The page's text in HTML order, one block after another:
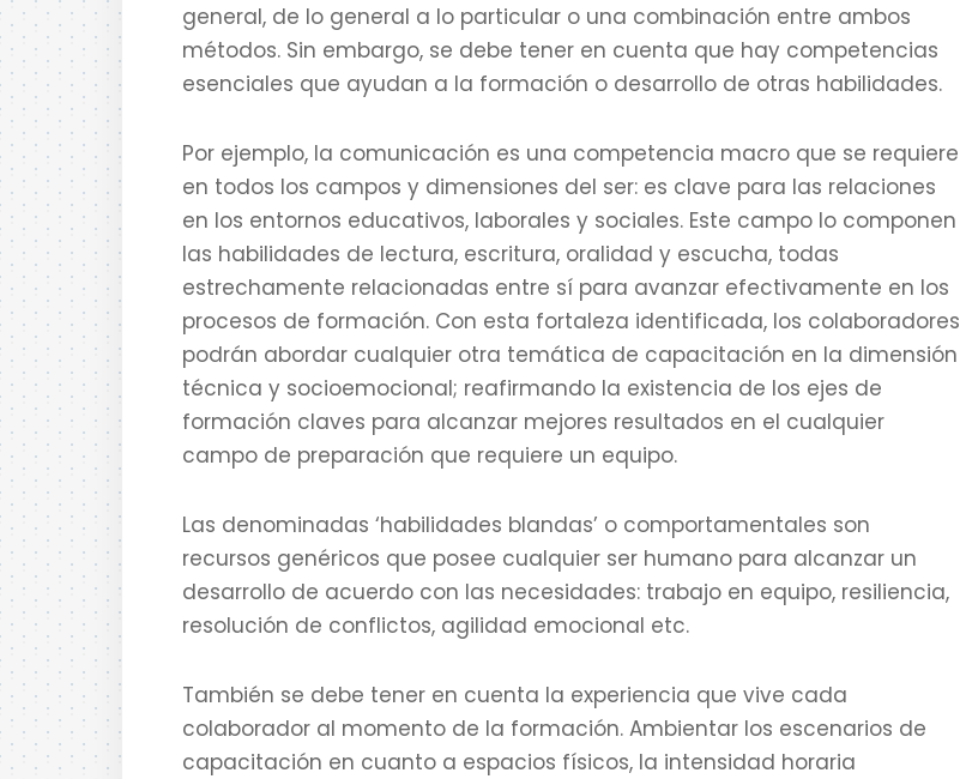
general, de lo general a lo particular o una combinación entre ambos
métodos. Sin embargo, se debe tener en cuenta que hay competencias
esenciales que ayudan a la formación o desarrollo de otras habilidades.
Por ejemplo, la comunicación es una competencia macro que se requiere
en todos los campos y dimensiones del ser: es clave para las relaciones
en los entornos educativos, laborales y sociales. Este campo lo componen
las habilidades de lectura, escritura, oralidad y escucha, todas
estrechamente relacionadas entre sí para avanzar efectivamente en los
procesos de formación. Con esta fortaleza identificada, los colaboradores
podrán abordar cualquier otra temática de capacitación en la dimensión
técnica y socioemocional; reafirmando la existencia de los ejes de
formación claves para alcanzar mejores resultados en el cualquier
campo de preparación que requiere un equipo.
Las denominadas ‘habilidades blandas’ o comportamentales son
recursos genéricos que posee cualquier ser humano para alcanzar un
desarrollo de acuerdo con las necesidades: trabajo en equipo, resiliencia,
resolución de conflictos, agilidad emocional etc.
También se debe tener en cuenta la experiencia que vive cada
colaborador al momento de la formación. Ambientar los escenarios de
capacitación en cuanto a espacios físicos, la intensidad horaria